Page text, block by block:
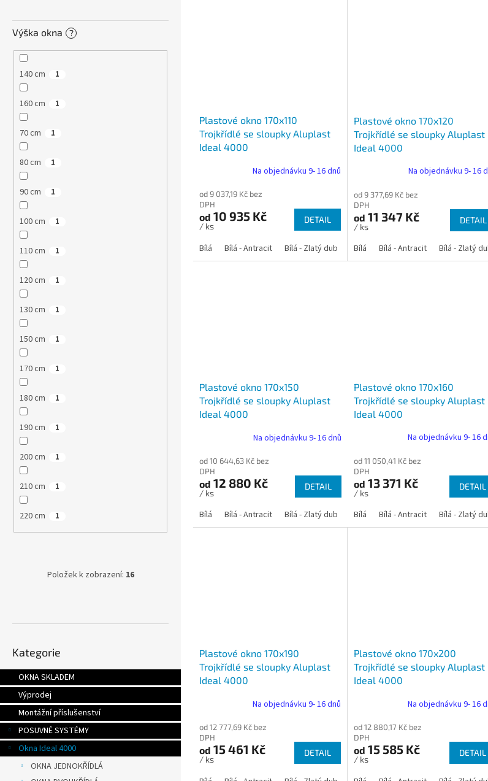
Výška okna ?
140 cm 1
160 cm 1
70 cm 1
80 cm 1
90 cm 1
100 cm 1
110 cm 1
120 cm 1
130 cm 1
150 cm 1
170 cm 1
180 cm 1
190 cm 1
200 cm 1
210 cm 1
220 cm 1
Položek k zobrazení: 16
kategorie
Kategorie
OKNA SKLADEM
Výprodej
Montážní příslušenství
POSUVNÉ SYSTÉMY
Okna Ideal 4000
OKNA JEDNOKŘÍDLÁ
Plastové okno 170x110
Trojkřídlé se sloupky Aluplast
Ideal 4000
Na objednávku 9- 16 dnů
od 9 037,19 Kč bez
DPH
od 10 935 Kč
/ ks
DETAIL
Bílá Bílá - Antracit Bílá - Zlatý dub Bílá - Tmavý dub Bílá - Ořech
Plastové okno 170x120
Trojkřídlé se sloupky Aluplast
Ideal 4000
Na objednávku 9- 16
od 9 377,69 Kč bez
DPH
od 11 347 Kč
/ ks
DETAIL
Bílá Bílá - Antracit Bílá - Zlatý
Plastové okno 170x150
Trojkřídlé se sloupky Aluplast
Ideal 4000
Na objednávku 9- 16 dnů
od 10 644,63 Kč bez
DPH
od 12 880 Kč
/ ks
DETAIL
Bílá Bílá - Antracit Bílá - Zlatý dub Bílá - Tmavý dub Bílá - Ořech
Plastové okno 170x160
Trojkřídlé se sloupky Aluplast
Ideal 4000
Na objednávku 9- 16
od 11 050,41 Kč bez
DPH
od 13 371 Kč
/ ks
DETAIL
Bílá Bílá - Antracit Bílá - Zlatý
Plastové okno 170x190
Trojkřídlé se sloupky Aluplast
Ideal 4000
Na objednávku 9- 16 dnů
od 12 777,69 Kč bez
DPH
od 15 461 Kč
/ ks
DETAIL
Plastové okno 170x200
Trojkřídlé se sloupky Aluplast
Ideal 4000
Na objednávku 9- 16
od 12 880,17 Kč bez
DPH
od 15 585 Kč
/ ks
DETAIL